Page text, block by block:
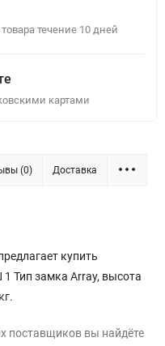
течение 10 дней
картами
(0) Доставка
купить
Тип замка Array, высота
поставщиков вы найдёте